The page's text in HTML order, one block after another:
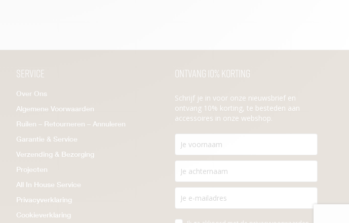
Service
Over Ons
Algemene Voorwaarden
Ruilen – Retourneren – Annuleren
Garantie & Service
Verzending & Bezorging
Projecten
All In House Service
Privacyverklaring
Cookieverklaring
Ontvang 10% korting
Schrijf je in voor onze nieuwsbrief en
ontvang 10% korting, te besteden aan
accessoires in onze webshop.